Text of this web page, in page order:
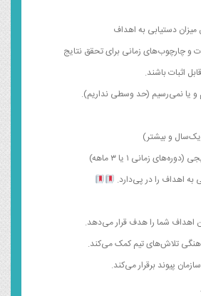
دستیابی به اهداف
و چارچوب‌های زمانی برای تحقق نتایج
اثبات باشند.
و یا نمی‌رسیم (حد وسطی نداریم).
و بیشتر)
زمانی ۱ یا ۳ ماهه)
به اهداف را در پی‌دارد.
اهداف شما را هدف قرار می‌دهد.
تلاش‌های تیم کمک می‌کند.
پیوند برقرار می‌کند.